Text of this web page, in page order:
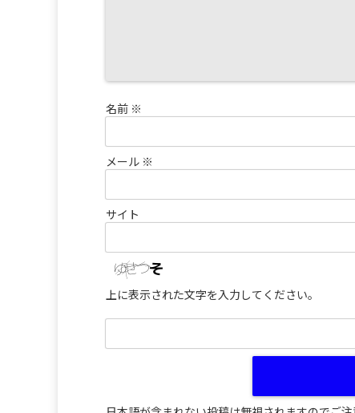
名前 ※
メール ※
サイト
上に表示された文字を入力してください。